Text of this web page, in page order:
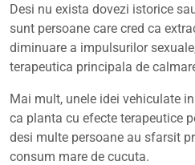
Desi nu exista dovezi istorice
sunt persoane care cred ca
diminuare a impulsurilor
terapeutica principala de
Mai mult, unele idei vehiculate
ca planta cu efecte terapeutice
desi multe persoane au sfarsit
consum mare de cucuta.